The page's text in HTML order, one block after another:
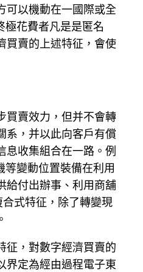
可以機動在一國際或全
極花費者凡是是匿名
買賣的上述特征，會使
買賣效力，但并不會轉
系，并以此向客戶有償
收集組合在一路。例
變動位置裝備在利用
給付出辦事、利用商舖
式特征，除了轉變現
征，對數字經濟買賣的
界定為經由過程電子東